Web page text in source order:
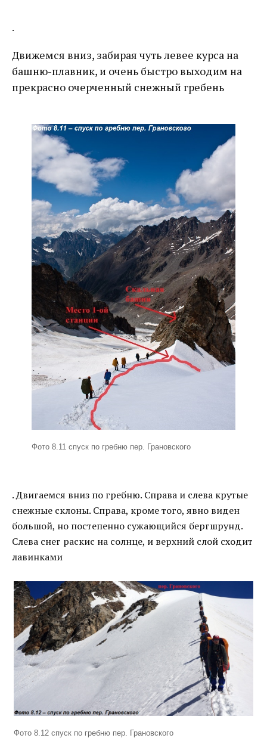
.
Движемся вниз, забирая чуть левее курса на
башню-плавник, и очень быстро выходим на
прекрасно очерченный снежный гребень
Фото 8.11 спуск по гребню пер. Грановского
. Двигаемся вниз по гребню. Справа и слева крутые
снежные склоны. Справа, кроме того, явно виден
большой, но постепенно сужающийся бергшрунд.
Слева снег раскис на солнце, и верхний слой сходит
лавинками
Фото 8.12 спуск по гребню пер. Грановского